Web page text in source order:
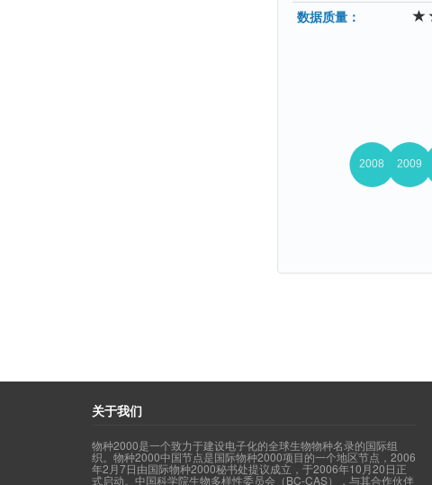
数据质量：
关于我们
物种2000是一个致力于建设电子化的全球生物物种名录的国际组
织。物种2000中国节点是国际物种2000项目的一个地区节点，2006
年2月7日由国际物种2000秘书处提议成立，于2006年10月20日正
式启动。中国科学院生物多样性委员会（BC-CAS），与其合作伙伴